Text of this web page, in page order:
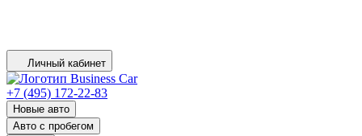
Личный кабинет
+7 (495) 172-22-83
Новые авто
Авто с пробегом